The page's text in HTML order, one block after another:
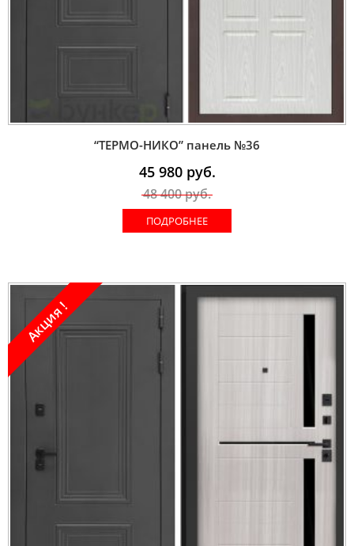
“ТЕРМО-НИКО” панель №36
45 980руб.
48 400руб.
ПОДРОБНЕЕ
Акция !